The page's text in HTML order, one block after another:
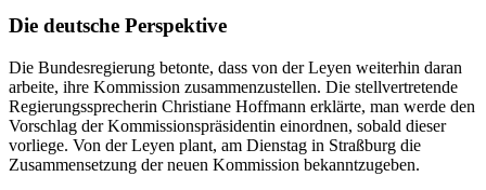
Die deutsche Perspektive
Die Bundesregierung betonte, dass von der Leyen weiterhin daran
arbeite, ihre Kommission zusammenzustellen. Die stellvertretende
Regierungssprecherin Christiane Hoffmann erklärte, man werde den
Vorschlag der Kommissionspräsidentin einordnen, sobald dieser
vorliege. Von der Leyen plant, am Dienstag in Straßburg die
Zusammensetzung der neuen Kommission bekanntzugeben.